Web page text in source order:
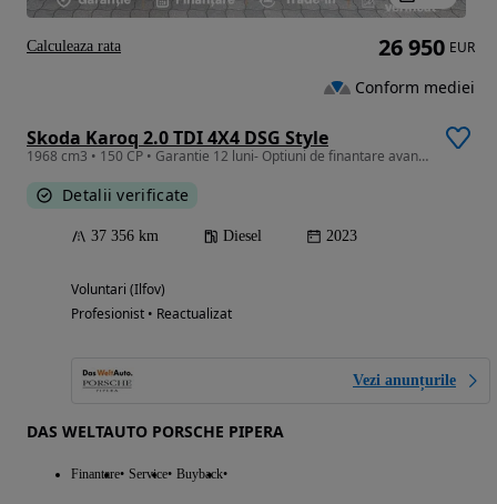
Skoda Karoq 2.0 TDI 4X4 DSG Style
1968 cm3 • 150 CP • Garantie 12 luni- Optiuni de finantare avantajoase
Detalii verificate
37 356 km Diesel 2023
Voluntari (Ilfov)
Profesionist • Reactualizat
Vezi anunțurile
DAS WELTAUTO PORSCHE PIPERA
Finantare Service Buyback
26 950 EUR
Conform mediei
Calculeaza rata